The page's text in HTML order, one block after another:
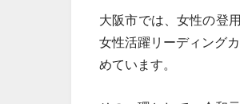
大阪市では、女性の登
女性活躍リーディング
めています。